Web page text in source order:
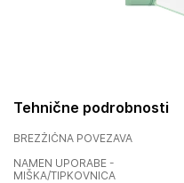
Tehnične podrobnosti
BREZŽIČNA POVEZAVA
NAMEN UPORABE -
MIŠKA/TIPKOVNICA